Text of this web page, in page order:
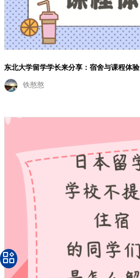
东北大学留学学长来分享：宿舍与课程体验
铁憨憨